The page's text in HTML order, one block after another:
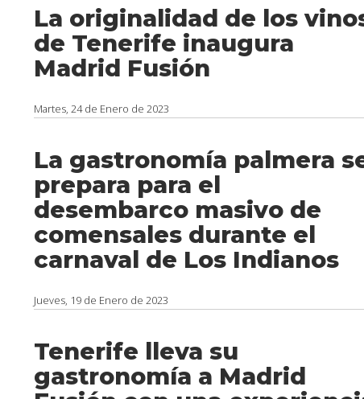
La originalidad de los
de Tenerife inaugura
Madrid Fusión
Martes, 24 de Enero de 2023
La gastronomía palmera
prepara para el
desembarco masivo de
comensales durante el
carnaval de Los Indianos
Jueves, 19 de Enero de 2023
Tenerife lleva su
gastronomía a Madrid